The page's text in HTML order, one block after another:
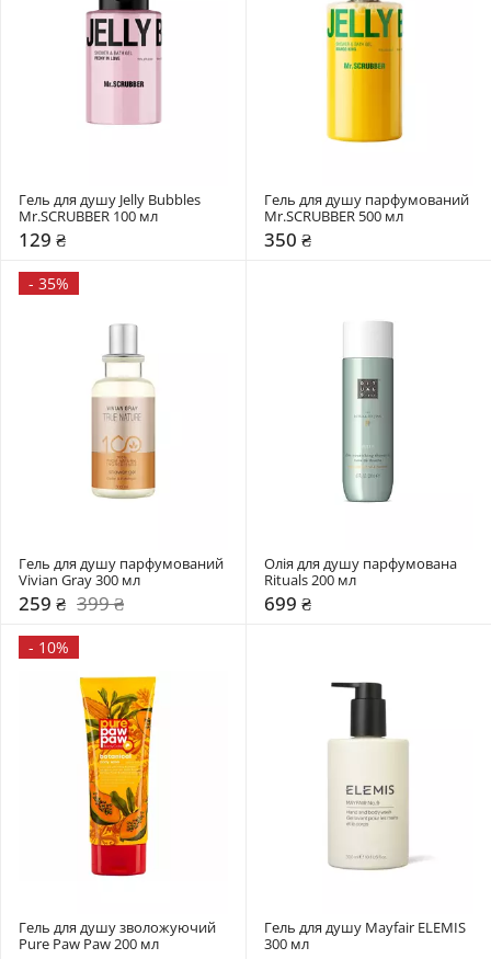
Гель для душу Jelly Bubbles
Mr.SCRUBBER 100 мл
129 ₴
Гель для душу парфумований
Mr.SCRUBBER 500 мл
350 ₴
- 35%
Гель для душу парфумований
Vivian Gray 300 мл
259 ₴ 399 ₴
Олія для душу парфумована
Rituals 200 мл
699 ₴
- 10%
Гель для душу зволожуючий
Pure Paw Paw 200 мл
Гель для душу Mayfair ELEMIS
300 мл